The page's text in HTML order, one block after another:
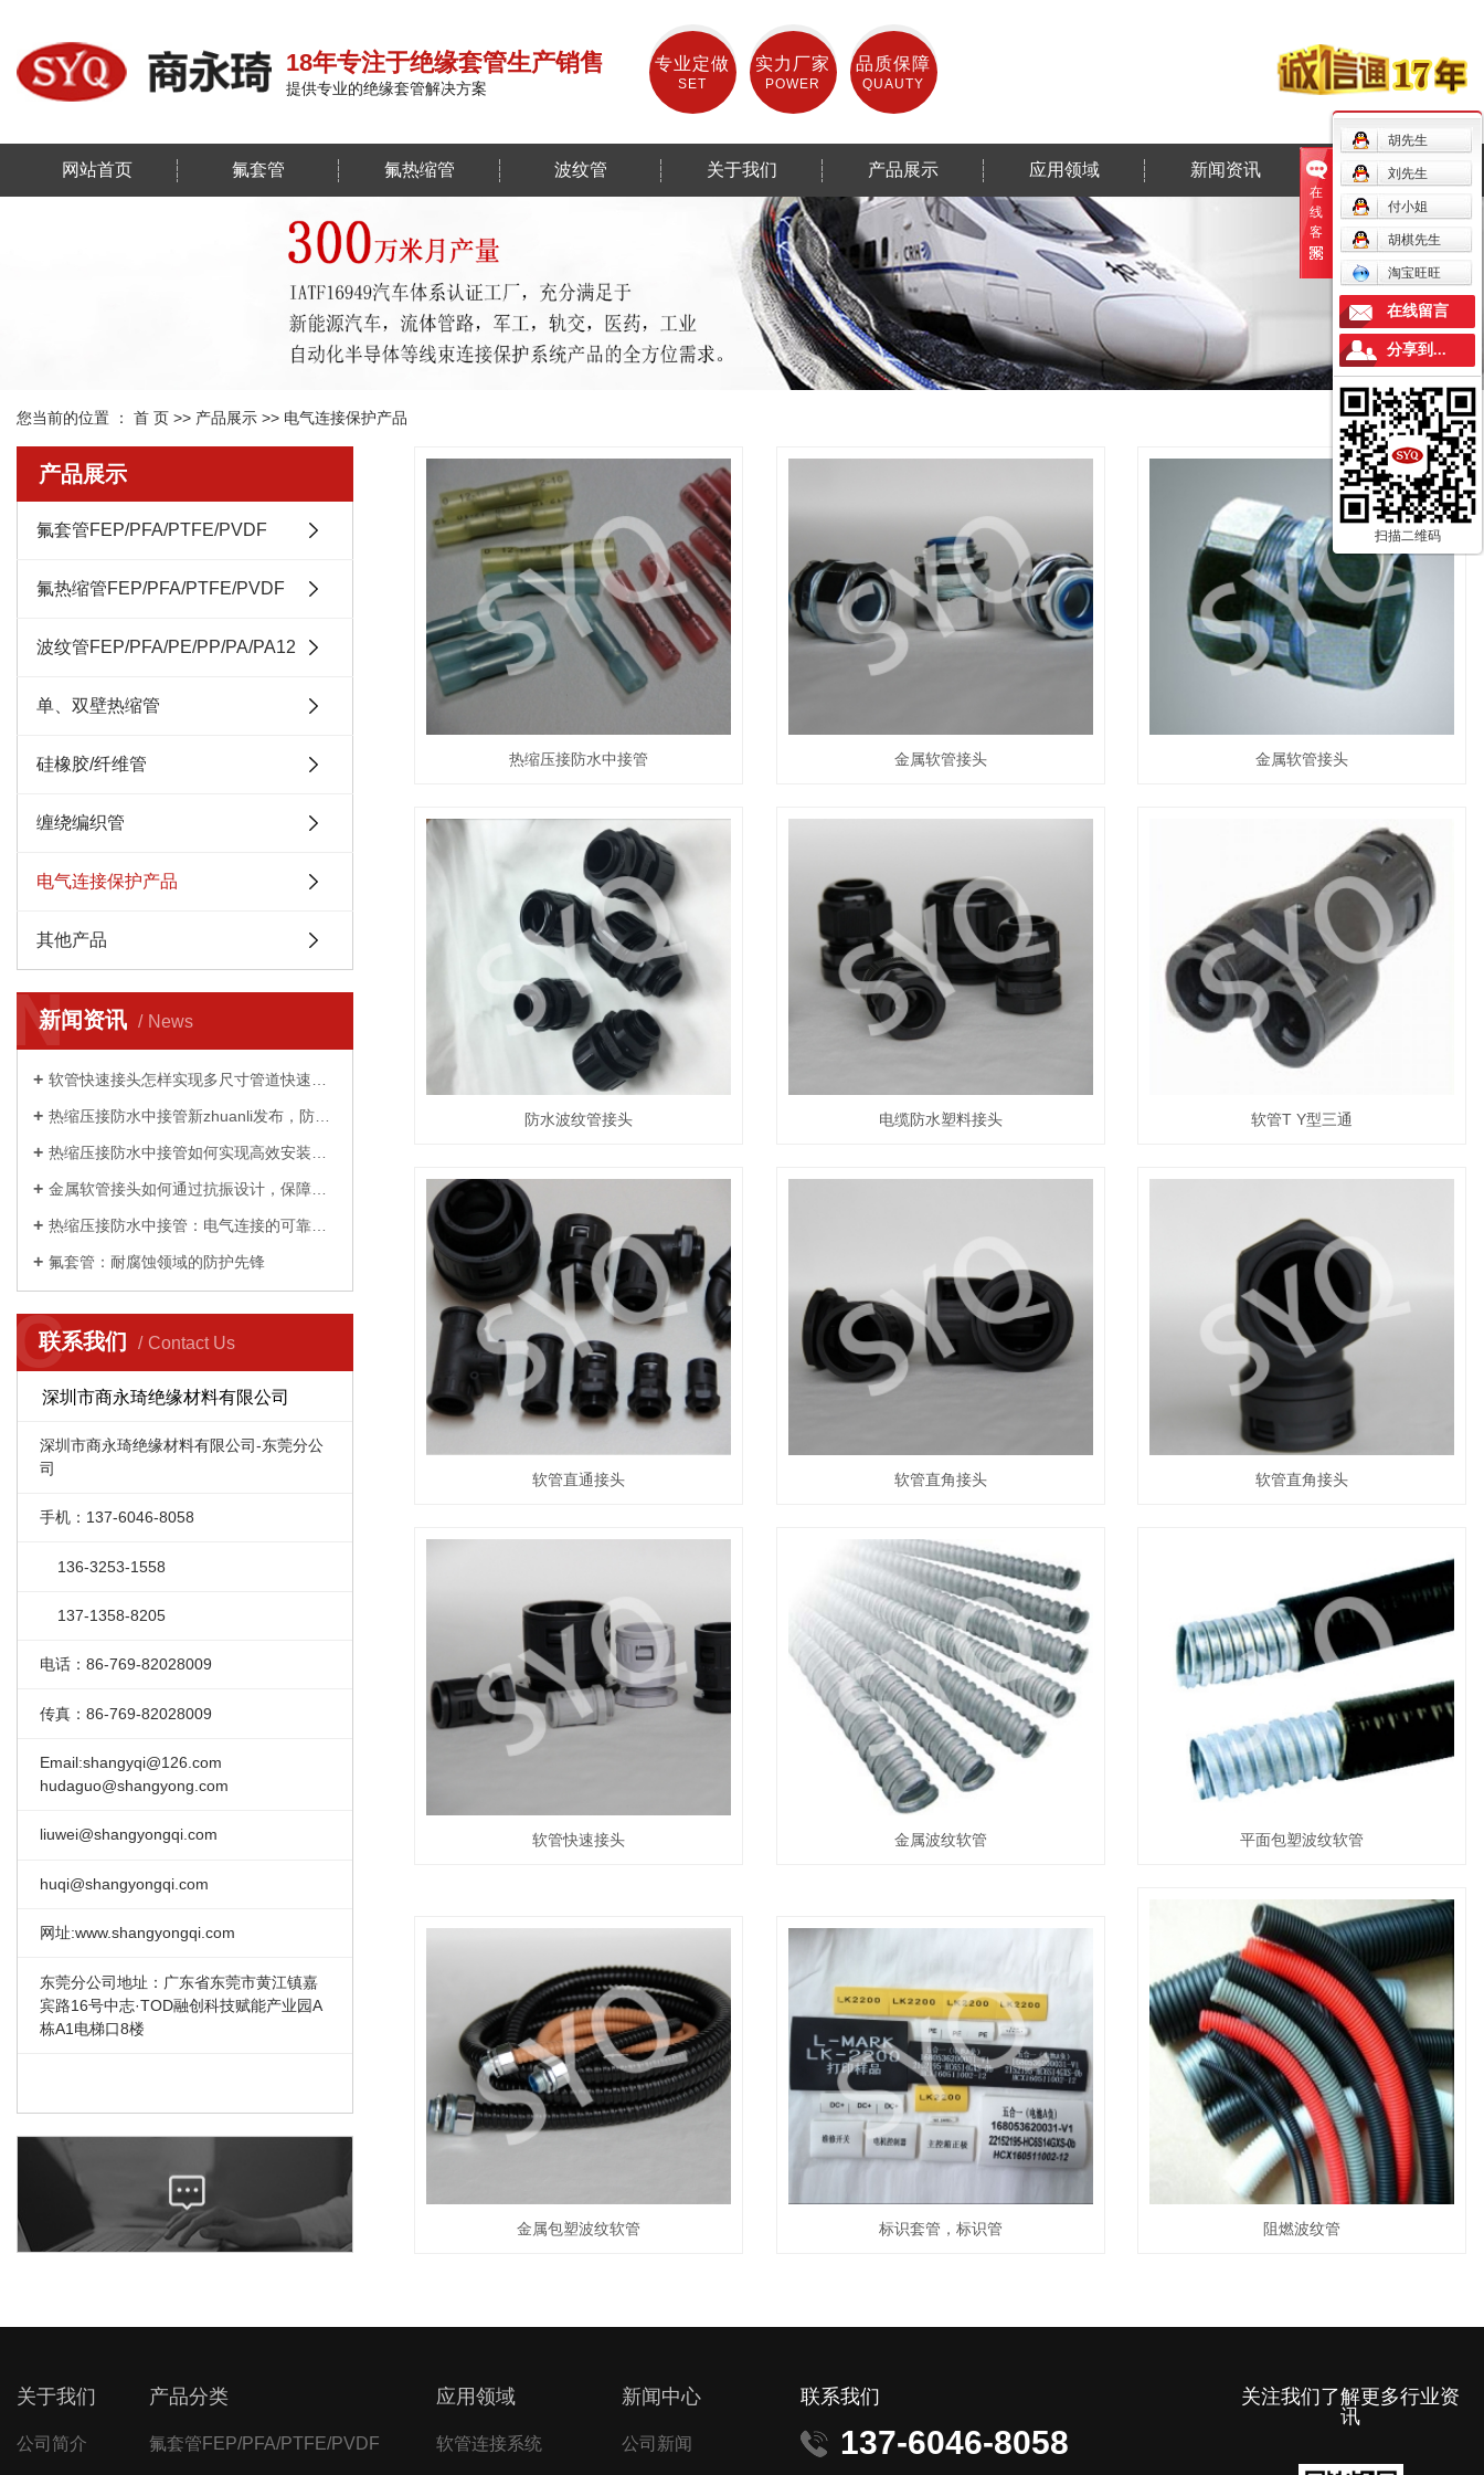
18年专注于绝缘套管生产销售
提供专业的绝缘套管解决方案
专业定做
SET
实力厂家
POWER
品质保障
QUAUTY
网站首页 氟套管 氟热缩管 波纹管 关于我们 产品展示 应用领域 新闻资讯 联系我们
您当前的位置 ： 首 页 >> 产品展示 >> 电气连接保护产品
产品展示
氟套管FEP/PFA/PTFE/PVDF
氟热缩管FEP/PFA/PTFE/PVDF
波纹管FEP/PFA/PE/PP/PA/PA12
单、双壁热缩管
硅橡胶/纤维管
缠绕编织管
电气连接保护产品
其他产品
新闻资讯 News
N
软管快速接头怎样实现多尺寸管道快速适配？
热缩压接防水中接管新zhuanli发布，防水性能提升 50%
热缩压接防水中接管如何实现高效安装与持久防护？
金属软管接头如何通过抗振设计，保障工业设备稳定运行
热缩压接防水中接管：电气连接的可靠守护者
氟套管：耐腐蚀领域的防护先锋
联系我们 Contact Us
C
深圳市商永琦绝缘材料有限公司
深圳市商永琦绝缘材料有限公司-东莞分公
司
手机：137-6046-8058
136-3253-1558
137-1358-8205
电话：86-769-82028009
传真：86-769-82028009
Email:shangyqi@126.com
hudaguo@shangyong.com
liuwei@shangyongqi.com
huqi@shangyongqi.com
网址:www.shangyongqi.com
东莞分公司地址：广东省东莞市黄江镇嘉
宾路16号中志·TOD融创科技赋能产业园A
栋A1电梯口8楼
热缩压接防水中接管 金属软管接头 金属软管接头
防水波纹管接头 电缆防水塑料接头 软管T Y型三通
软管直通接头 软管直角接头 软管直角接头
软管快速接头 金属波纹软管 平面包塑波纹软管
金属包塑波纹软管 标识套管，标识管 阻燃波纹管
关于我们
公司简介
产品分类
氟套管FEP/PFA/PTFE/PVDF
应用领域
软管连接系统
新闻中心
公司新闻
联系我们
137-6046-8058
关注我们了解更多行业资
讯
在
线
客
服
胡先生
刘先生
付小姐
胡棋先生
淘宝旺旺
在线留言
分享到...
扫描二维码